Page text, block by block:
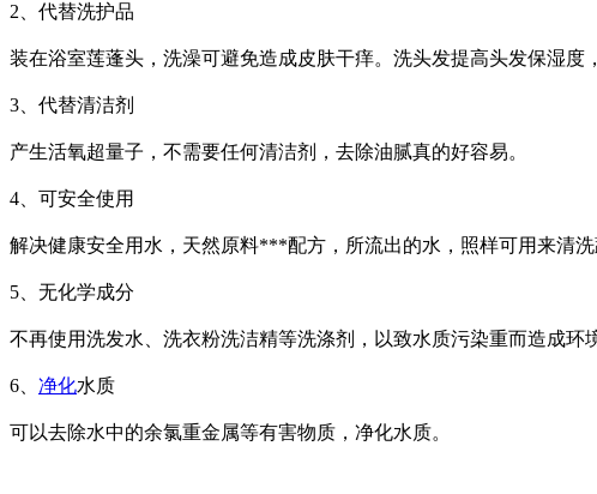
2、代替洗护品
装在浴室莲蓬头，洗澡可避免造成皮肤干痒。洗头发提高头发保湿度
3、代替清洁剂
产生活氧超量子，不需要任何清洁剂，去除油腻真的好容易。
4、可安全使用
解决健康安全用水，天然原料***配方，所流出的水，照样可用来清
5、无化学成分
不再使用洗发水、洗衣粉洗洁精等洗涤剂，以致水质污染重而造成环
6、 净化水质
可以去除水中的余氯重金属等有害物质，净化水质。